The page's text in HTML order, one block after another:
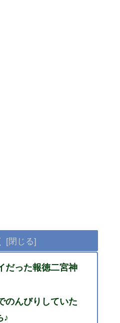
だった報徳二宮神
のんびりしていた
♪